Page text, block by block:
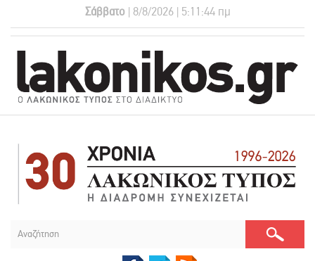
Σάββατο| 8/8/2026 | 5:11:44 πμ